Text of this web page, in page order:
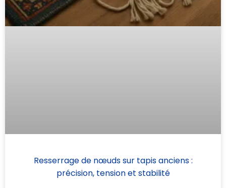
Resserrage de nœuds sur tapis anciens :
précision, tension et stabilité